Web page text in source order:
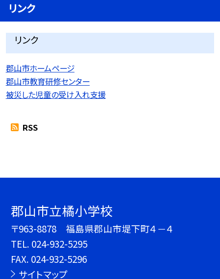
リンク
リンク
郡山市ホームページ
郡山市教育研修センター
被災した児童の受け入れ支援
RSS
郡山市立橘小学校
〒963-8878 福島県郡山市堤下町４－４
TEL. 024-932-5295
FAX. 024-932-5296
サイトマップ